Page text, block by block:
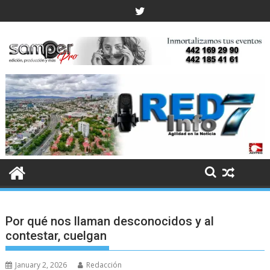
to
Por qué nos llaman desconocidos y al
contestar, cuelgan
January 2, 2026 Redacción